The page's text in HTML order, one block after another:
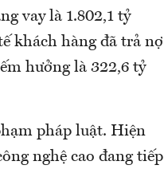
vay là 1.802,1 tỷ
khách hàng đã trả nợ
hưởng là 322,6 tỷ
pháp luật. Hiện
nghệ cao đang tiếp